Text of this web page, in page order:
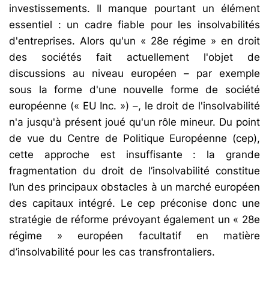
investissements. Il manque pourtant un élément
essentiel : un cadre fiable pour les insolvabilités
d'entreprises. Alors qu'un « 28e régime » en droit
des sociétés fait actuellement l'objet de
discussions au niveau européen – par exemple
sous la forme d'une nouvelle forme de société
européenne (« EU Inc. ») –, le droit de l'insolvabilité
n'a jusqu'à présent joué qu'un rôle mineur. Du point
de vue du Centre de Politique Européenne (cep),
cette approche est insuffisante : la grande
fragmentation du droit de l’insolvabilité constitue
l’un des principaux obstacles à un marché européen
des capitaux intégré. Le cep préconise donc une
stratégie de réforme prévoyant également un « 28e
régime » européen facultatif en matière
d’insolvabilité pour les cas transfrontaliers.